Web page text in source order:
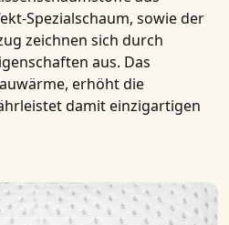
Spezialschaum, sowie der
zeichnen sich durch
aus. Das
, erhöht die
damit einzigartigen